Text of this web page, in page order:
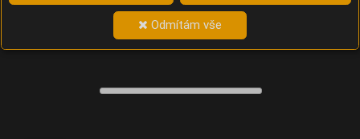
Odmítám vše